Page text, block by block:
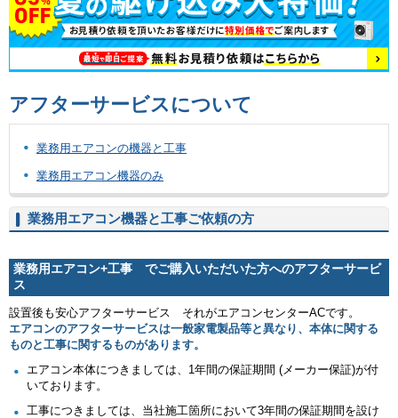
アフターサービスについて
業務用エアコンの機器と工事
業務用エアコン機器のみ
業務用エアコン機器と工事ご依頼の方
業務用エアコン+工事 でご購入いただいた方へのアフターサービ
ス
設置後も安心アフターサービス それがエアコンセンターACです。
エアコンのアフターサービスは一般家電製品等と異なり、本体に関する
ものと工事に関するものがあります。
エアコン本体につきましては、1年間の保証期間 (メーカー保証)が付
いております。
工事につきましては、当社施工箇所において3年間の保証期間を設け